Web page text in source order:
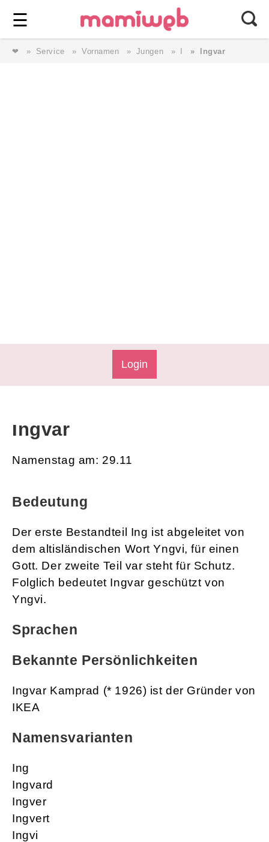
☰ ⎯ Wir lieben Familie ⎯
❤ Service Vornamen Jungen Ingvar
Login
Ingvar
Namenstag am: 29.11
Bedeutung
Der erste Bestandteil Ing ist abgeleitet von
dem altisländischen Wort Yngvi, für einen
Gott. Der zweite Teil var steht für Schutz.
Folglich bedeutet Ingvar geschützt von
Yngvi.
Sprachen
Bekannte Persönlichkeiten
Ingvar Kamprad (* 1926) ist der Gründer von
IKEA
Namensvarianten
Ing
Ingvard
Ingver
Ingvert
Ingvi